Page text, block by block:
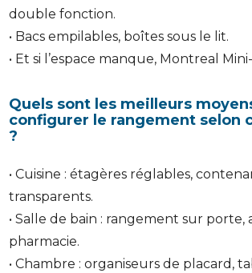
double fonction.
• Bacs empilables, boîtes sous le lit.
• Et si l’espace manque, Montreal
Quels sont les meilleurs
configurer le rangement selon
?
• Cuisine : étagères réglables,
transparents.
• Salle de bain : rangement sur porte,
pharmacie.
• Chambre : organiseurs de placard,